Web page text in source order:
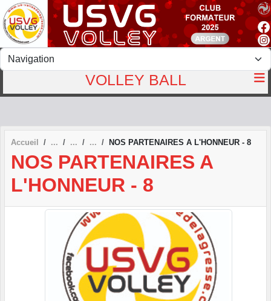
VOLLEY BALL
Accueil NOS PARTENAIRES A L'HONNEUR - 8
NOS PARTENAIRES A
L'HONNEUR - 8
Panneau de gestion des cookies